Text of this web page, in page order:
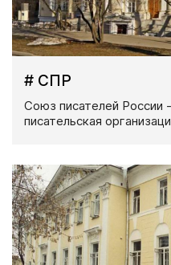
# СПР
Союз писателей России
писательская